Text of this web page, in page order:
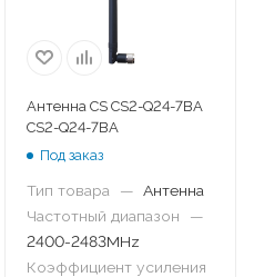
Антенна CS CS2-Q24-7BA
CS2-Q24-7BA
Под заказ
Тип товара — Антенна
Частотный диапазон
—
2400-2483MHz
Коэффициент усиления